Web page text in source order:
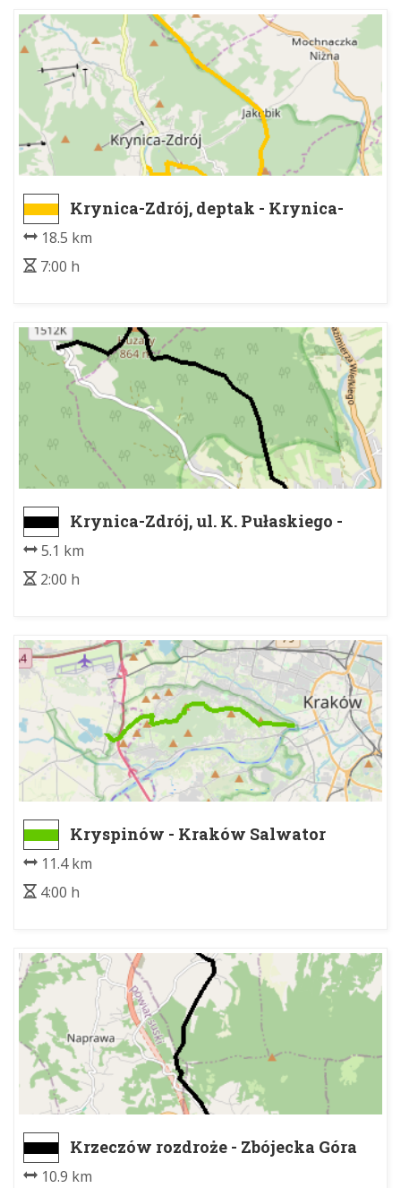
Krynica-Zdrój, deptak - Krynica-
Zdrój, deptak
18.5 km
7:00 h
Krynica-Zdrój, ul. K. Pułaskiego -
Tylicz
5.1 km
2:00 h
Kryspinów - Kraków Salwator
11.4 km
4:00 h
Krzeczów rozdroże - Zbójecka Góra
10.9 km